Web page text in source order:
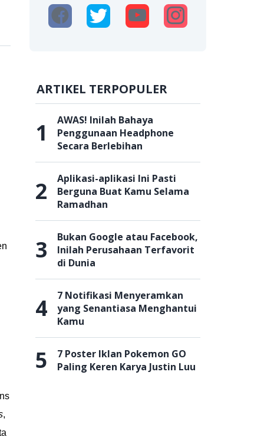
,
ARTIKEL TERPOPULER
1
AWAS! Inilah Bahaya
Penggunaan Headphone
Secara Berlebihan
2
Aplikasi-aplikasi Ini Pasti
Berguna Buat Kamu Selama
Ramadhan
3
Bukan Google atau Facebook,
Inilah Perusahaan Terfavorit
di Dunia
4
7 Notifikasi Menyeramkan
yang Senantiasa Menghantui
Kamu
5
7 Poster Iklan Pokemon GO
Paling Keren Karya Justin Luu